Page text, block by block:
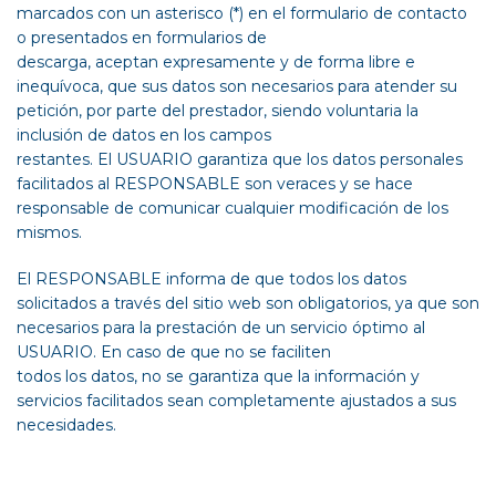
marcados con un asterisco (*) en el formulario de contacto
o presentados en formularios de
descarga, aceptan expresamente y de forma libre e
inequívoca, que sus datos son necesarios para atender su
petición, por parte del prestador, siendo voluntaria la
inclusión de datos en los campos
restantes. El USUARIO garantiza que los datos personales
facilitados al RESPONSABLE son veraces y se hace
responsable de comunicar cualquier modificación de los
mismos.
El RESPONSABLE informa de que todos los datos
solicitados a través del sitio web son obligatorios, ya que son
necesarios para la prestación de un servicio óptimo al
USUARIO. En caso de que no se faciliten
todos los datos, no se garantiza que la información y
servicios facilitados sean completamente ajustados a sus
necesidades.